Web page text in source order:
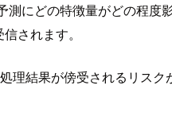
にどの特徴量がどの程
されます。
結果が傍受されるリス